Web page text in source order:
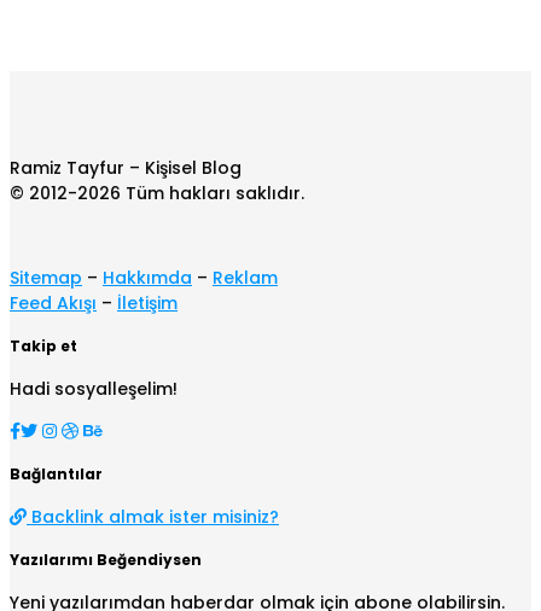
Ramiz Tayfur – Kişisel Blog
© 2012-2026 Tüm hakları saklıdır.
Sitemap – Hakkımda – Reklam
Feed Akışı – İletişim
Takip et
Hadi sosyalleşelim!
Bağlantılar
Backlink almak ister misiniz?
Yazılarımı Beğendiysen
Yeni yazılarımdan haberdar olmak için abone olabilirsin.